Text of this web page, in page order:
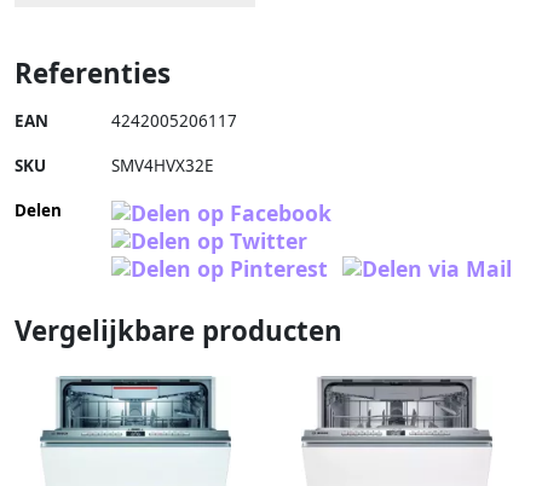
Referenties
EAN 4242005206117
SKU SMV4HVX32E
Delen
Vergelijkbare producten